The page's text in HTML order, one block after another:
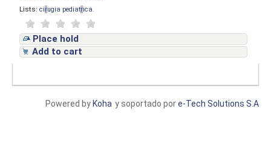
Lists: cirugia pediatrica
Place hold
Add to cart
y soportado pore-Tech Solutions S.A
Powered by Koha